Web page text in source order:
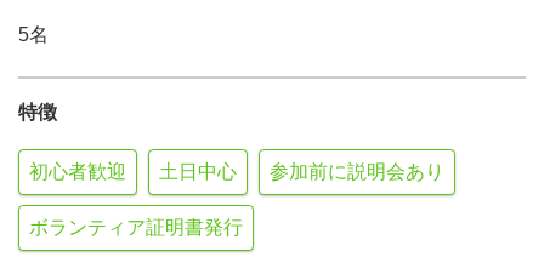
5名
特徴
初心者歓迎 土日中心 参加前に説明会あり
ボランティア証明書発行